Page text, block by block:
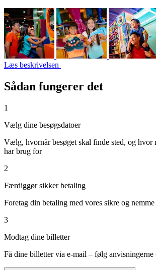
Læs beskrivelsen
Sådan fungerer det
1
Vælg dine besøgsdatoer
Vælg, hvornår besøget skal finde sted, og hvor
har brug for
2
Færdiggør sikker betaling
Foretag din betaling med vores sikre og
3
Modtag dine billetter
Få dine billetter via e-mail – følg anvisningerne